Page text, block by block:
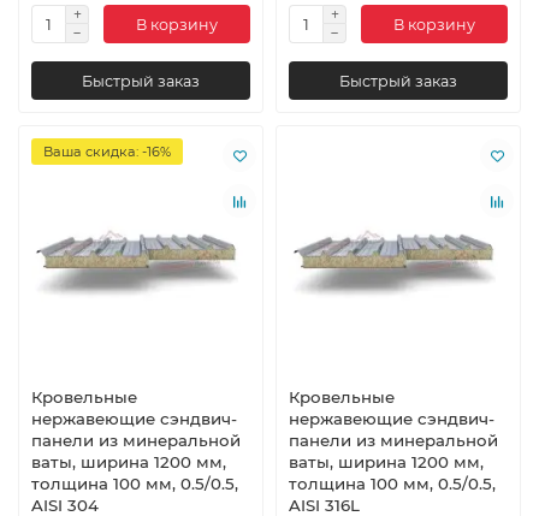
В корзину
Быстрый заказ
В корзину
Быстрый заказ
Ваша скидка: -16%
Кровельные
нержавеющие сэндвич-
панели из минеральной
ваты, ширина 1200 мм,
толщина 100 мм, 0.5/0.5,
AISI 304
Кровельные
нержавеющие сэндвич-
панели из минеральной
ваты, ширина 1200 мм,
толщина 100 мм, 0.5/0.5,
AISI 316L